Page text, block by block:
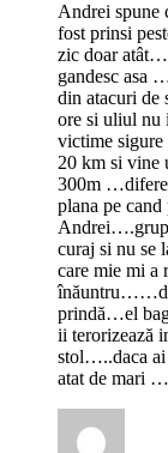
Andrei spune
fost prinsi
zic doar
gandesc asa
din atacuri de
ore si uliul nu
victime
20 km si vine
300m
plana pe
curaj si nu se
care mie mi a
prindă…el
ii terorizează
stol…..daca ai
atat de mari